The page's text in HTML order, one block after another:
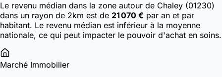
Le revenu médian dans la zone autour de Chaley (01230)
dans un rayon de 2km est de 21 070 € par an et par
habitant. Le revenu médian est inférieur à la moyenne
nationale, ce qui peut impacter le pouvoir d'achat en soins.
Marché Immobilier